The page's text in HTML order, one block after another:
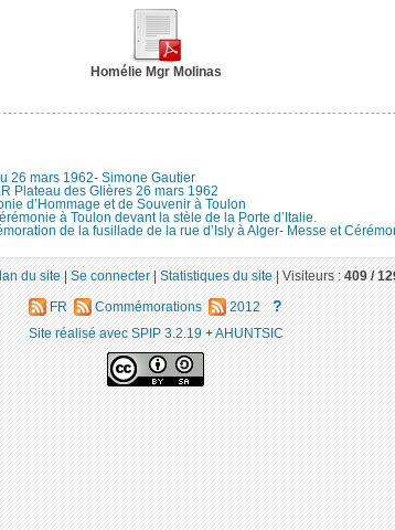
Homélie Mgr Molinas
26 mars 1962- Simone Gautier
Plateau des Glières 26 mars 1962
d’Hommage et de Souvenir à Toulon
à Toulon devant la stèle de la Porte d’Italie.
de la fusillade de la rue d’Isly à Alger- Messe et
du site|Se connecter|Statistiques du site|Visiteurs :409 /
FR Commémorations 2012 ?
Site réalisé avec SPIP 3.2.19+AHUNTSIC